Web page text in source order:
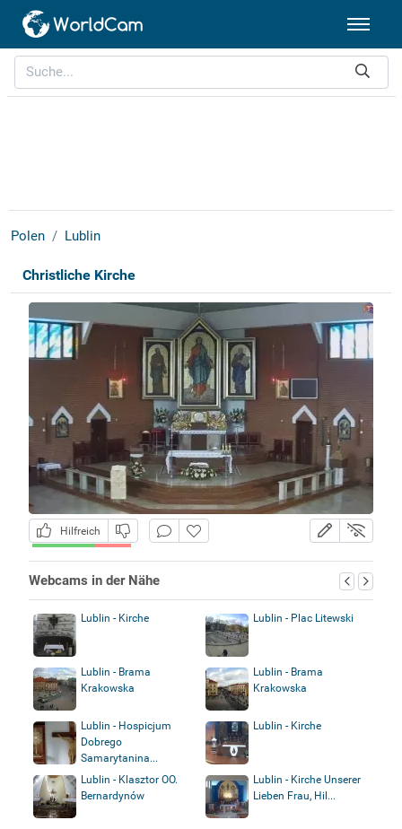
Polen Lublin
Christliche Kirche
Hilfreich
Webcams in der Nähe
Lublin - Kirche Lublin - Plac Litewski
Lublin - Brama
Krakowska
Lublin - Brama
Krakowska
Lublin - Hospicjum
Dobrego
Samarytanina...
Lublin - Kirche
Lublin - Klasztor OO.
Bernardynów
Lublin - Kirche Unserer
Lieben Frau, Hil...